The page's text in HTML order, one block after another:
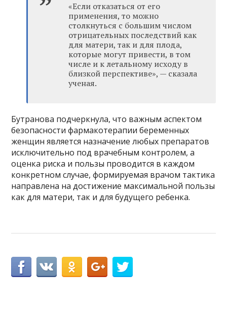
«Если отказаться от его
применения, то можно
столкнуться с большим числом
отрицательных последствий как
для матери, так и для плода,
которые могут привести, в том
числе и к летальному исходу в
близкой перспективе», — сказала
ученая.
Бутранова подчеркнула, что важным аспектом
безопасности фармакотерапии беременных
женщин является назначение любых препаратов
исключительно под врачебным контролем, а
оценка риска и пользы проводится в каждом
конкретном случае, формируемая врачом тактика
направлена на достижение максимальной пользы
как для матери, так и для будущего ребенка.